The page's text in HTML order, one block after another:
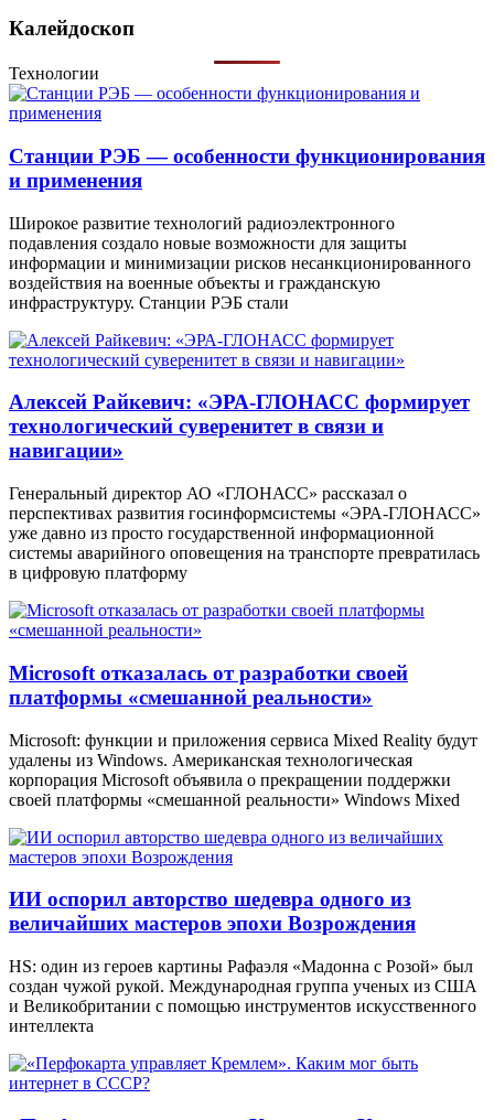
Калейдоскоп
Технологии
Станции РЭБ — особенности функционирования
и применения
Широкое развитие технологий радиоэлектронного
подавления создало новые возможности для защиты
информации и минимизации рисков несанкционированного
воздействия на военные объекты и гражданскую
инфраструктуру. Станции РЭБ стали
Алексей Райкевич: «ЭРА-ГЛОНАСС формирует
технологический суверенитет в связи и
навигации»
Генеральный директор АО «ГЛОНАСС» рассказал о
перспективах развития госинформсистемы «ЭРА-ГЛОНАСС»
уже давно из просто государственной информационной
системы аварийного оповещения на транспорте превратилась
в цифровую платформу
Microsoft отказалась от разработки своей
платформы «смешанной реальности»
Microsoft: функции и приложения сервиса Mixed Reality будут
удалены из Windows. Американская технологическая
корпорация Microsoft объявила о прекращении поддержки
своей платформы «смешанной реальности» Windows Mixed
ИИ оспорил авторство шедевра одного из
величайших мастеров эпохи Возрождения
HS: один из героев картины Рафаэля «Мадонна с Розой» был
создан чужой рукой. Международная группа ученых из США
и Великобритании с помощью инструментов искусственного
интеллекта